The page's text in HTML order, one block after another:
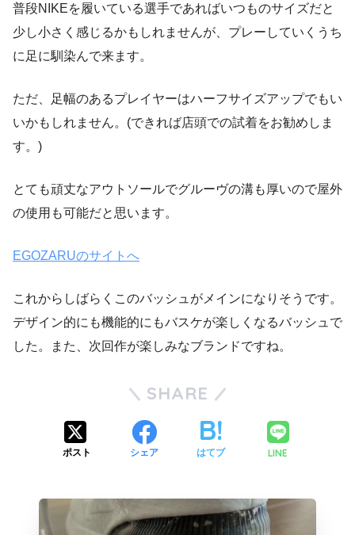
普段NIKEを履いている選手であればいつものサイズだと
少し小さく感じるかもしれませんが、プレーしていくうち
に足に馴染んで来ます。
ただ、足幅のあるプレイヤーはハーフサイズアップでもい
いかもしれません。(できれば店頭での試着をお勧めしま
す。)
とても頑丈なアウトソールでグルーヴの溝も厚いので屋外
の使用も可能だと思います。
EGOZARUのサイトへ
これからしばらくこのバッシュがメインになりそうです。
デザイン的にも機能的にもバスケが楽しくなるバッシュで
した。また、次回作が楽しみなブランドですね。
SHARE
ポスト シェア はてブ LINE